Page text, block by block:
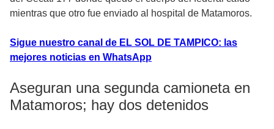
mientras que otro fue enviado al hospital de Matamoros.
Sigue nuestro canal de EL SOL DE TAMPICO: las
mejores noticias en WhatsApp
Aseguran una segunda camioneta en
Matamoros; hay dos detenidos